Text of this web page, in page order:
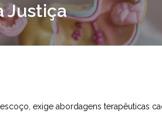
Justiça
exige abordagens terapêuticas